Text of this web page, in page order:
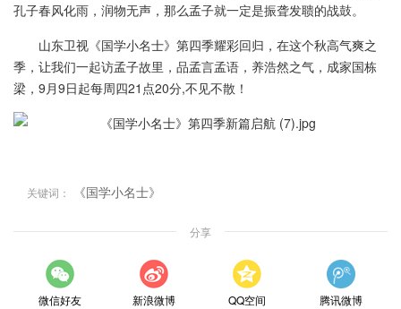
孔子春风化雨，润物无声，那么孟子就一定是振聋发聩的战鼓。
山东卫视《国学小名士》第四季耀彩回归，在这个秋高气爽之
季，让我们一起访孟子故里，品孟言孟语，养浩然之气，成家国栋
梁，9月9日起每周四21点20分,不见不散！
关键词： 《国学小名士》
分享
微信好友 新浪微博 QQ空间 腾讯微博